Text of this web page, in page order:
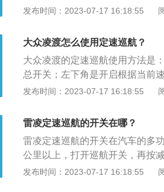
派2020款为例，其车身尺寸是：
0kw，最大扭矩是134nm，与其
发布时间：2023-07-17 16:18:55
大众凌渡怎么使用定速巡航？
大众凌渡的定速巡航使用方法是
总开关；左下角是开启根据当前
原先保存的速度，右下角是临时
轴距为2656mm，最高时速是每
发布时间：2023-07-17 16:18:55
雷凌定速巡航的开关在哪？
雷凌定速巡航的开关在汽车的多
公里以上，打开巡航开关，再按
下减速的按键就进入巡航功能，
发布时间：2023-07-17 16:18:55